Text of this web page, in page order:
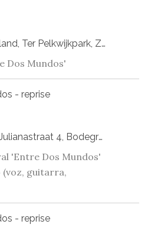
Festival Tussenland, Ter Pelkwijkpark, Zwolle
Dos Mundos'
- reprise
Het Evertshuis, Julianastraat 4, Bodegraven
'Entre Dos Mundos'
guitarra,
- reprise